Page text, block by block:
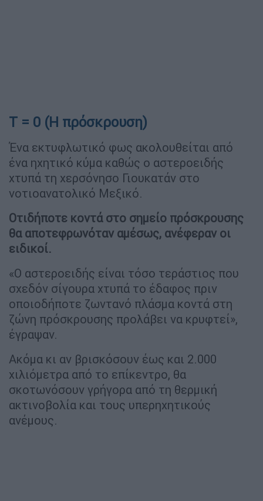
T = 0 (Η πρόσκρουση)
Ένα εκτυφλωτικό φως ακολουθείται από
ένα ηχητικό κύμα καθώς ο αστεροειδής
χτυπά τη χερσόνησο Γιουκατάν στο
νοτιοανατολικό Μεξικό.
Οτιδήποτε κοντά στο σημείο πρόσκρουσης
θα αποτεφρωνόταν αμέσως, ανέφεραν οι
ειδικοί.
«Ο αστεροειδής είναι τόσο τεράστιος που
σχεδόν σίγουρα χτυπά το έδαφος πριν
οποιοδήποτε ζωντανό πλάσμα κοντά στη
ζώνη πρόσκρουσης προλάβει να κρυφτεί»,
έγραψαν.
Ακόμα κι αν βρισκόσουν έως και 2.000
χιλιόμετρα από το επίκεντρο, θα
σκοτωνόσουν γρήγορα από τη θερμική
ακτινοβολία και τους υπερηχητικούς
ανέμους.